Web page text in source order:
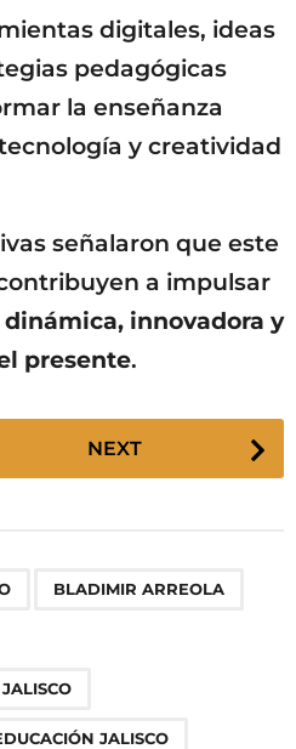
digitales, ideas
pedagógicas
la enseñanza
y creatividad
señalaron que este
a impulsar
innovadora y
presente.
NEXT
BLADIMIR ARREOLA
JALISCO